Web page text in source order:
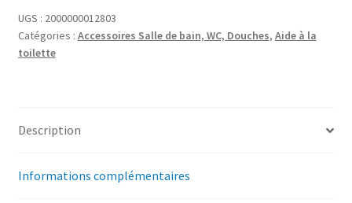
UGS : 2000000012803
Catégories : Accessoires Salle de bain, WC, Douches, Aide à la
toilette
Description
Informations complémentaires